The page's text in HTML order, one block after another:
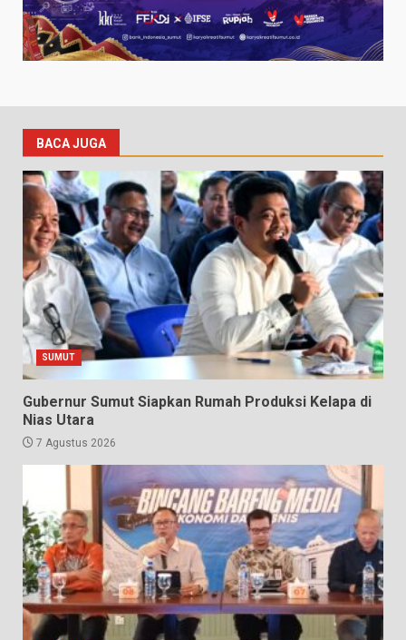
BACA JUGA
SUMUT
Gubernur Sumut Siapkan Rumah Produksi Kelapa di
Nias Utara
7 Agustus 2026